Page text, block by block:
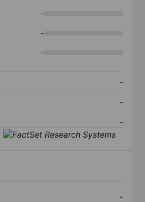
-
-
-
-
-
-
-